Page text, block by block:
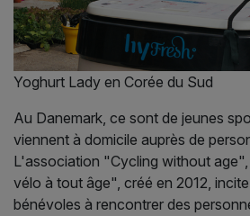
Yoghurt Lady en Corée du Sud
Au Danemark, ce sont de jeunes
viennent à domicile auprès de
L'association "Cycling without
vélo à tout âge", créé en 2012,
bénévoles à rencontrer des